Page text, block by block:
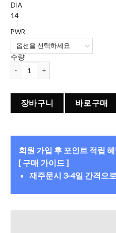
DIA
14
PWR
수량
오렌즈 Nella 1개월용 컬러렌즈 Ash
장바구니 바로구매
회원 가입 후 포인트 적립
[ 구매 가이드 ]
재주문시 3-4일 간격으